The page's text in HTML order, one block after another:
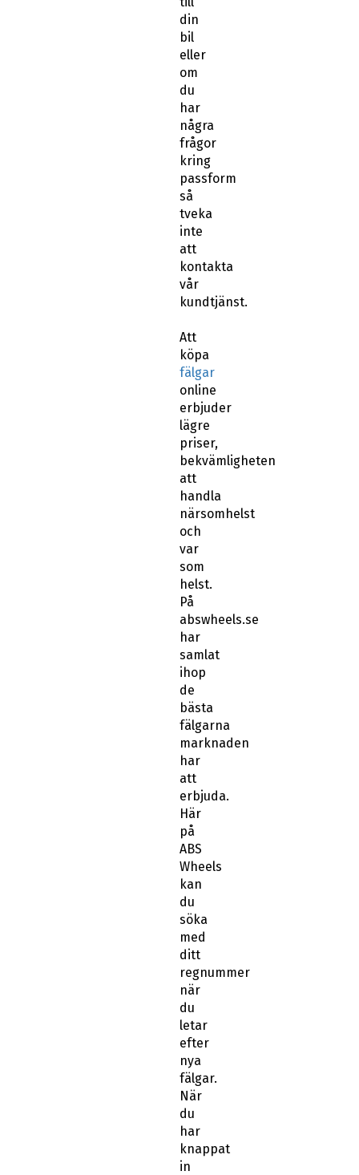
din
bil
eller
om
du
har
några
frågor
kring
passform
så
tveka
inte
att
kontakta
vår
kundtjänst.
Att
köpa
fälgar
online
erbjuder
lägre
priser,
bekvämligheten
att
handla
närsomhelst
och
var
som
helst.
På
abswheels.se
har
samlat
ihop
de
bästa
fälgarna
marknaden
har
att
erbjuda.
Här
på
ABS
Wheels
kan
du
söka
med
ditt
regnummer
när
du
letar
efter
nya
fälgar.
När
du
har
knappat
in